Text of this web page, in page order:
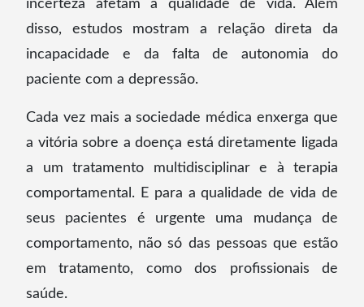
incerteza afetam a qualidade de vida. Além
disso, estudos mostram a relação direta da
incapacidade e da falta de autonomia do
paciente com a depressão.
Cada vez mais a sociedade médica enxerga que
a vitória sobre a doença está diretamente ligada
a um tratamento multidisciplinar e à terapia
comportamental. E para a qualidade de vida de
seus pacientes é urgente uma mudança de
comportamento, não só das pessoas que estão
em tratamento, como dos profissionais de
saúde.